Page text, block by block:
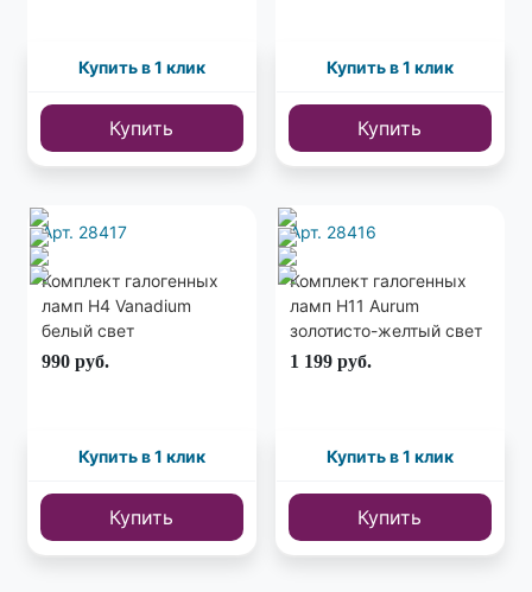
Купить в 1 клик
Купить
Купить в 1 клик
Купить
Арт. 28417
Комплект галогенных
ламп H4 Vanadium
белый свет
990 руб.
Купить в 1 клик
Купить
Арт. 28416
Комплект галогенных
ламп H11 Aurum
золотисто-желтый свет
1 199 руб.
Купить в 1 клик
Купить